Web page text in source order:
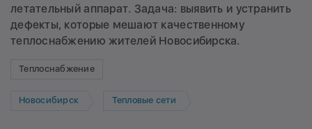
летательный аппарат. Задача: выявить и устранить
дефекты, которые мешают качественному
теплоснабжению жителей Новосибирска.
Теплоснабжение
Новосибирск Тепловые сети